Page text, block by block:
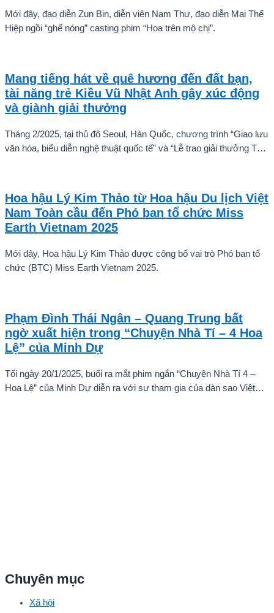
Mới đây, đạo diễn Zun Bin, diễn viên Nam Thư, đạo diễn Mai Thế
Hiệp ngồi “ghế nóng” casting phim “Hoa trên mộ chị”.
Mang tiếng hát về quê hương đến đất bạn,
tài năng trẻ Kiều Vũ Nhật Anh gây xúc động
và giành giải thưởng
Tháng 2/2025, tại thủ đô Seoul, Hàn Quốc, chương trình “Giao lưu
văn hóa, biểu diễn nghệ thuật quốc tế” và “Lễ trao giải thưởng Tài
ấn tượng mạnh với giọng hát trữ tình sâu lắng, mang đậm hơi thở
quê hương.
Hoa hậu Lý Kim Thảo từ Hoa hậu Du lịch Việt
Nam Toàn cầu đến Phó ban tổ chức Miss
Earth Vietnam 2025
Mới đây, Hoa hậu Lý Kim Thảo được công bố vai trò Phó ban tổ
chức (BTC) Miss Earth Vietnam 2025.
Phạm Đình Thái Ngân – Quang Trung bất
ngờ xuất hiện trong “Chuyện Nhà Tí – 4 Hoa
Lệ” của Minh Dự
Tối ngày 20/1/2025, buổi ra mắt phim ngắn “Chuyện Nhà Tí 4 –
Hoa Lệ” của Minh Dự diễn ra với sự tham gia của dàn sao Việt
Chuyên mục
Xã hội